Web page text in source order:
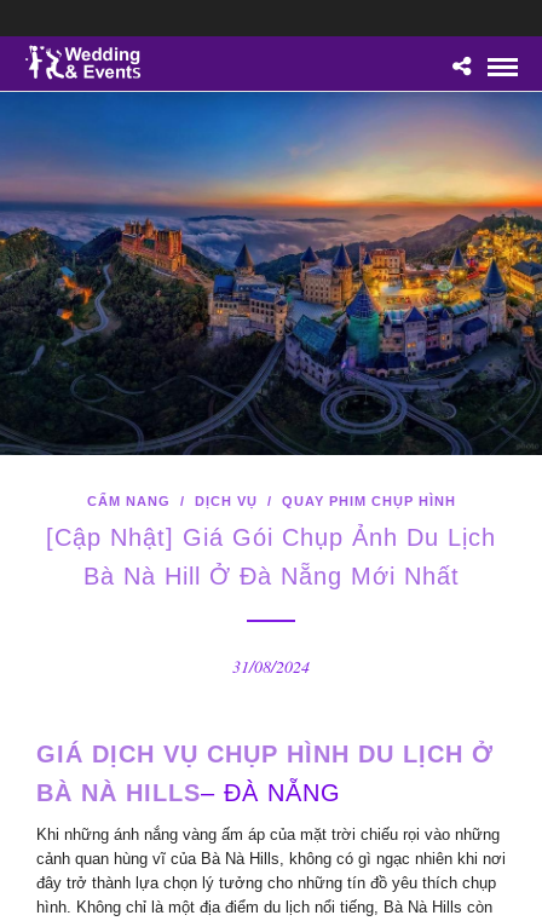
CẨM NANG / DỊCH VỤ / QUAY PHIM CHỤP HÌNH
[Cập Nhật] Giá Gói Chụp Ảnh Du Lịch
Bà Nà Hill Ở Đà Nẵng Mới Nhất
31/08/2024
GIÁ DỊCH VỤ CHỤP HÌNH DU LỊCH Ở
BÀ NÀ HILLS– ĐÀ NẴNG
Khi những ánh nắng vàng ấm áp của mặt trời chiếu rọi vào những
cảnh quan hùng vĩ của Bà Nà Hills, không có gì ngạc nhiên khi nơi
đây trở thành lựa chọn lý tưởng cho những tín đồ yêu thích chụp
hình. Không chỉ là một địa điểm du lịch nổi tiếng, Bà Nà Hills còn